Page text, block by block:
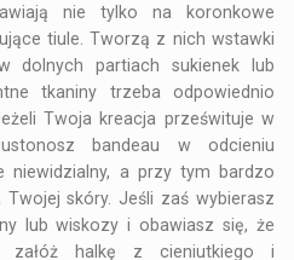
nie tylko na koronkowe
tiule. Tworzą z nich wstawki
dolnych partiach sukienek lub
tkaniny trzeba odpowiednio
Twoja kreacja prześwituje w
bandeau w odcieniu
niewidzialny, a przy tym bardzo
skóry. Jeśli zaś wybierasz
lub wiskozy i obawiasz się, że
załóż halkę z cieniutkiego i